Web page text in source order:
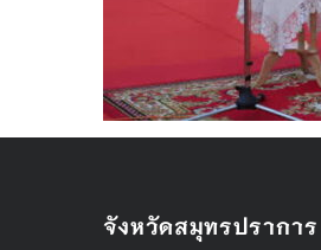
จังหวัดสมุทรปราการ